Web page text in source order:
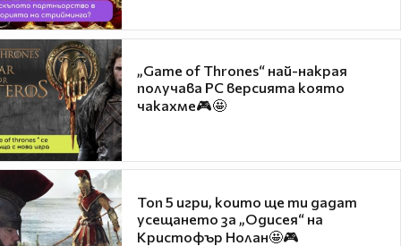
„Game of Thrones“ най-накрая
получава PC версията която
чакахме🎮🤩
Топ 5 игри, които ще ти дадат
усещането за „Одисея“ на
Кристофър Нолан🤩🎮